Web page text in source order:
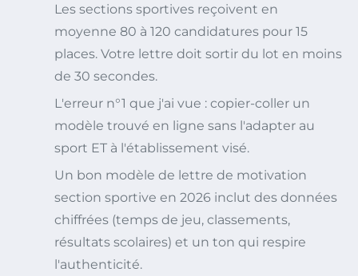
Les sections sportives reçoivent en
moyenne 80 à 120 candidatures pour 15
places. Votre lettre doit sortir du lot en moins
de 30 secondes.
L'erreur n°1 que j'ai vue : copier-coller un
modèle trouvé en ligne sans l'adapter au
sport ET à l'établissement visé.
Un bon modèle de lettre de motivation
section sportive en 2026 inclut des données
chiffrées (temps de jeu, classements,
résultats scolaires) et un ton qui respire
l'authenticité.